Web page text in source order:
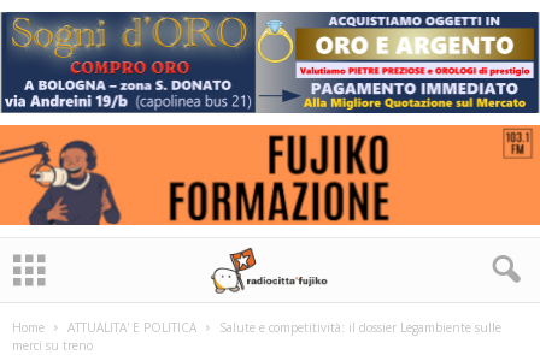
Home ATTUALITA' E POLITICA
Salute e competitività: il dossier Legambiente sulle
merci su treno